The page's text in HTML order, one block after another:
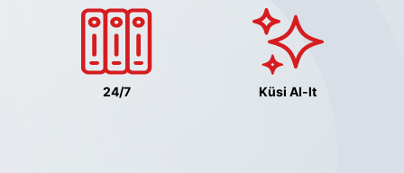
24/7 Küsi AI-lt